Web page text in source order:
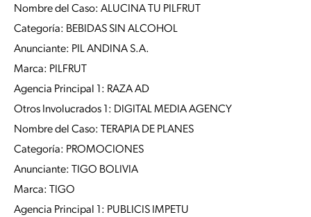
Nombre del Caso: ALUCINA TU PILFRUT
Categoría: BEBIDAS SIN ALCOHOL
Anunciante: PIL ANDINA S.A.
Marca: PILFRUT
Agencia Principal 1: RAZA AD
Otros Involucrados 1: DIGITAL MEDIA AGENCY
Nombre del Caso: TERAPIA DE PLANES
Categoría: PROMOCIONES
Anunciante: TIGO BOLIVIA
Marca: TIGO
Agencia Principal 1: PUBLICIS IMPETU